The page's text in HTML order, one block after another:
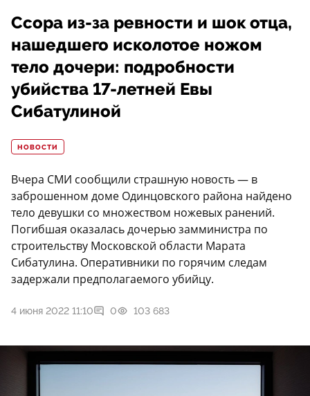
Ссора из-за ревности и шок отца,
нашедшего исколотое ножом
тело дочери: подробности
убийства 17-летней Евы
Сибатулиной
НОВОСТИ
Вчера СМИ сообщили страшную новость — в
заброшенном доме Одинцовского района найдено
тело девушки со множеством ножевых ранений.
Погибшая оказалась дочерью замминистра по
строительству Московской области Марата
Сибатулина. Оперативники по горячим следам
задержали предполагаемого убийцу.
4 июня 2022 11:10 0 103 683